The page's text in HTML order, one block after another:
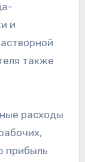
и
также
расходы
прибыль